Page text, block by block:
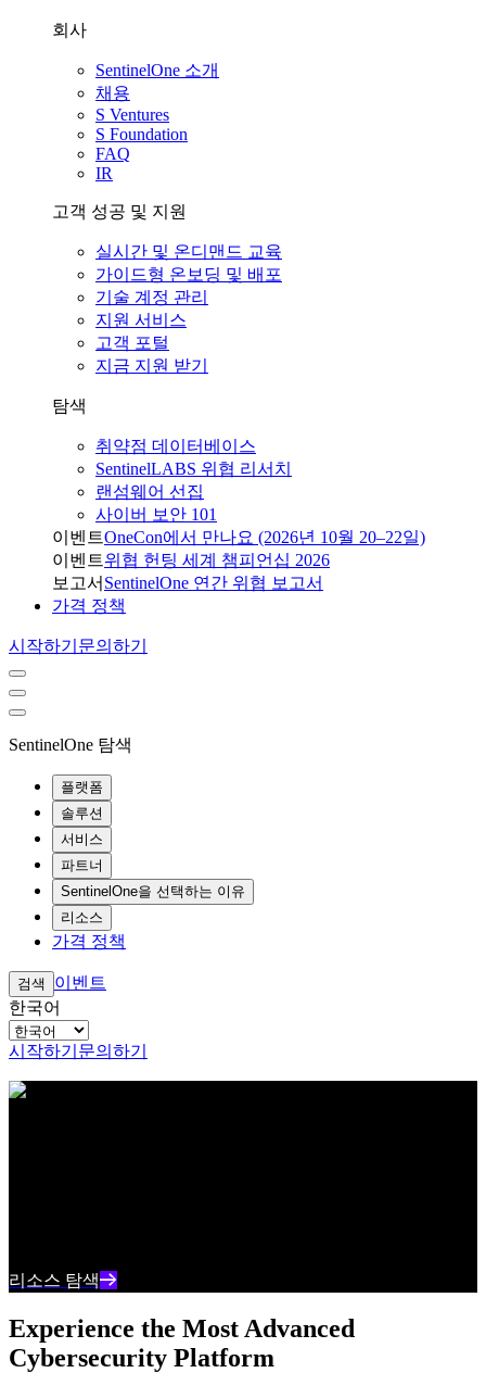
회사
SentinelOne 소개
채용
S Ventures
S Foundation
FAQ
IR
고객 성공 및 지원
실시간 및 온디맨드 교육
가이드형 온보딩 및 배포
기술 계정 관리
지원 서비스
고객 포털
지금 지원 받기
탐색
취약점 데이터베이스
SentinelLABS 위협 리서치
랜섬웨어 선집
사이버 보안 101
이벤트OneCon에서 만나요 (2026년 10월 20–22일)
이벤트위협 헌팅 세계 챔피언십 2026
보고서 SentinelOne 연간 위협 보고서
가격 정책
시작하기 문의하기
SentinelOne 탐색
플랫폼
솔루션
서비스
파트너
SentinelOne을 선택하는 이유
리소스
가격 정책
검색
이벤트
한국어
시작하기 문의하기
아이브로우 테스트 콘텐츠 텍스트
리소스 탐색
Experience the Most Advanced
Cybersecurity Platform